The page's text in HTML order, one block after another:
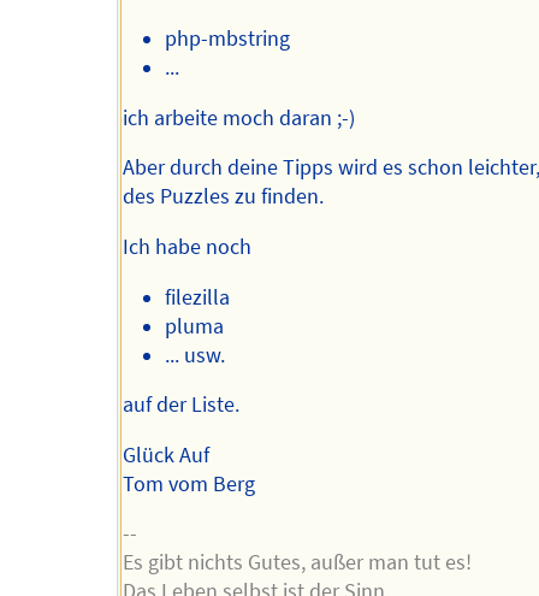
php-mbstring
...
ich arbeite moch daran ;-)
Aber durch deine Tipps wird es schon
des Puzzles zu finden.
Ich habe noch
filezilla
pluma
... usw.
auf der Liste.
Glück Auf
Tom vom Berg
--
Es gibt nichts Gutes, außer man tut es!